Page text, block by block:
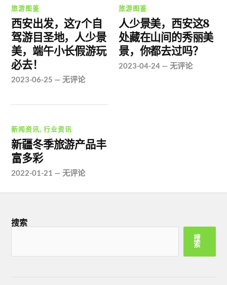
旅游图鉴
西安出发，这7个自
驾游目圣地，人少景
美，端午小长假游玩
必去！
2023-06-25 —无评论
旅游图鉴
人少景美，西安这8
处藏在山间的秀丽美
景，你都去过吗？
2023-04-24 —无评论
新闻资讯,行业资讯
新疆冬季旅游产品丰
富多彩
2022-01-21 —无评论
搜索
搜
索